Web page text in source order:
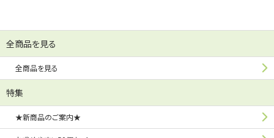
全商品を見る
全商品を見る
特集
★新商品のご案内★